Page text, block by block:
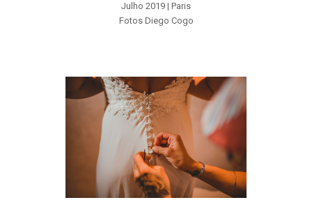
Julho 2019 | Paris
Fotos Diego Cogo